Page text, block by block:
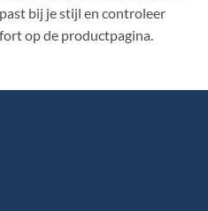
bij je stijl en controleer
op de productpagina.